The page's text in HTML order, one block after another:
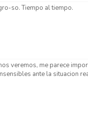
so. Tiempo al tiempo.
veremos, me parece
ante la situacion